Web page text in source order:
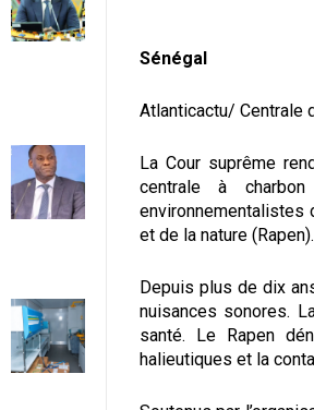
Sénégal
Atlanticactu/ Centrale
La Cour suprême
centrale à
environnementalistes
et de la nature (Rapen).
Depuis plus de dix
nuisances sonores.
santé. Le Rapen
halieutiques et la